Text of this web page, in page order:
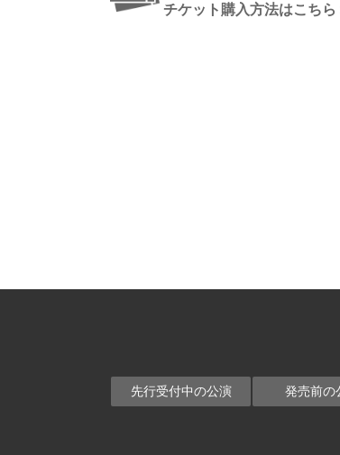
チケット購入方法はこちら
先行受付中の公演 発売前の